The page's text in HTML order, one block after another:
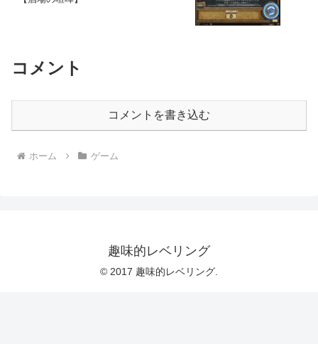
コメント
コメントを書き込む
ホーム ゲーム
趣味的レベリング
© 2017 趣味的レベリング.